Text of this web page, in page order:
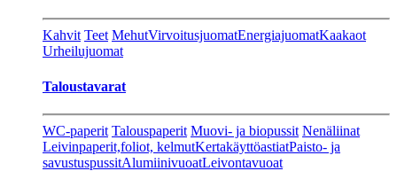
Kahvit Teet MehutVirvoitusjuomatEnergiajuomatKaakaot
Urheilujuomat
Taloustavarat
WC-paperit Talouspaperit Muovi- ja biopussit Nenäliinat
Leivinpaperit,foliot, kelmutKertakäyttöastiatPaisto- ja
savustuspussitAlumiinivuoatLeivontavuoat